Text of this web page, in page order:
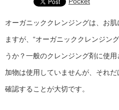
オーガニッククレンジングは、お
ますが、“オーガニッククレンジン
うか？一般のクレンジング剤に使
加物は使用していませんが、それ
確認することが大切です。